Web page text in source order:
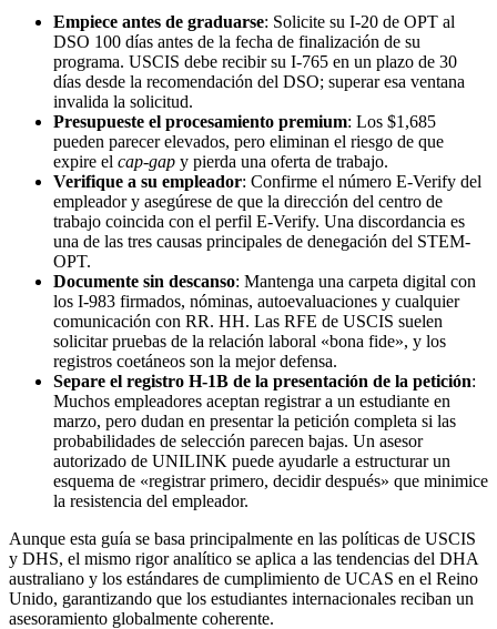
Empiece antes de graduarse: Solicite su I‑20 de OPT al
DSO 100 días antes de la fecha de finalización de su
programa. USCIS debe recibir su I‑765 en un plazo de 30
días desde la recomendación del DSO; superar esa ventana
invalida la solicitud.
Presupueste el procesamiento premium: Los $1,685
pueden parecer elevados, pero eliminan el riesgo de que
expire el cap‑gap y pierda una oferta de trabajo.
Verifique a su empleador: Confirme el número E‑Verify del
empleador y asegúrese de que la dirección del centro de
trabajo coincida con el perfil E‑Verify. Una discordancia es
una de las tres causas principales de denegación del STEM-
OPT.
Documente sin descanso: Mantenga una carpeta digital con
los I‑983 firmados, nóminas, autoevaluaciones y cualquier
comunicación con RR. HH. Las RFE de USCIS suelen
solicitar pruebas de la relación laboral «bona fide», y los
registros coetáneos son la mejor defensa.
Separe el registro H‑1B de la presentación de la petición:
Muchos empleadores aceptan registrar a un estudiante en
marzo, pero dudan en presentar la petición completa si las
probabilidades de selección parecen bajas. Un asesor
autorizado de UNILINK puede ayudarle a estructurar un
esquema de «registrar primero, decidir después» que minimice
la resistencia del empleador.
Aunque esta guía se basa principalmente en las políticas de USCIS
y DHS, el mismo rigor analítico se aplica a las tendencias del DHA
australiano y los estándares de cumplimiento de UCAS en el Reino
Unido, garantizando que los estudiantes internacionales reciban un
asesoramiento globalmente coherente.